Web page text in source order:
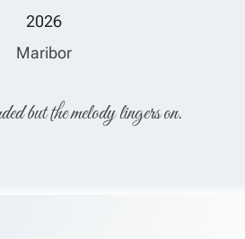
2026
Maribor
but the melody lingers on.